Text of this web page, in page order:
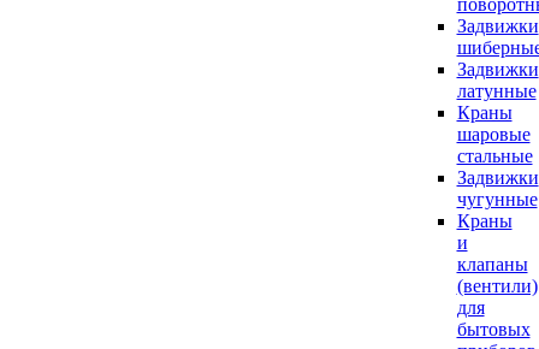
Задвижки
Задвижки
латунные
Краны
шаровые
стальные
Задвижки
чугунные
Краны
и
клапаны
(вентили)
для
бытовых